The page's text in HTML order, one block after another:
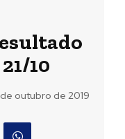
10
de outubro de 2019